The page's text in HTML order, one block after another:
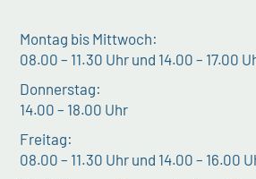
Montag bis Mittwoch:
08.00 – 11.30 Uhr und 14.00 – 17.00
Donnerstag:
14.00 – 18.00 Uhr
Freitag:
08.00 – 11.30 Uhr und 14.00 – 16.00